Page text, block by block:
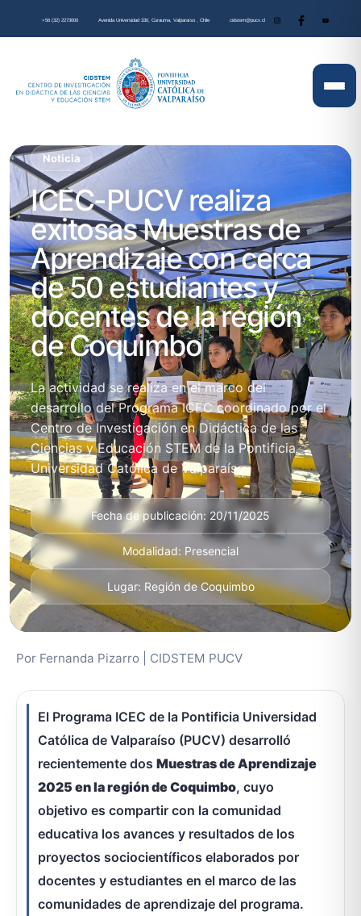
+56 (32) 2273000 Avenida Universidad 330, Curauma, Valparaíso , Chile cidstem@pucv.cl
Noticia
ICEC-PUCV realiza
exitosas Muestras de
Aprendizaje con cerca
de 50 estudiantes y
docentes de la región
de Coquimbo
La actividad se realiza en el marco del
desarrollo del Programa ICEC coordinado por el
Centro de Investigación en Didáctica de las
Ciencias y Educación STEM de la Pontificia
Universidad Católica de Valparaíso.
Fecha de publicación: 20/11/2025
Modalidad: Presencial
Lugar: Región de Coquimbo
Por Fernanda Pizarro | CIDSTEM PUCV
El Programa ICEC de la Pontificia Universidad
Católica de Valparaíso (PUCV) desarrolló
recientemente dos Muestras de Aprendizaje
2025 en la región de Coquimbo, cuyo
objetivo es compartir con la comunidad
educativa los avances y resultados de los
proyectos sociocientíficos elaborados por
docentes y estudiantes en el marco de las
comunidades de aprendizaje del programa.